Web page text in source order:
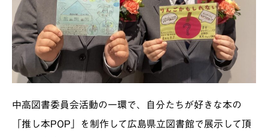
中高図書委員会活動の一環で、自分たちが好きな本の
「推し本POP」を制作して広島県立図書館で展示して頂